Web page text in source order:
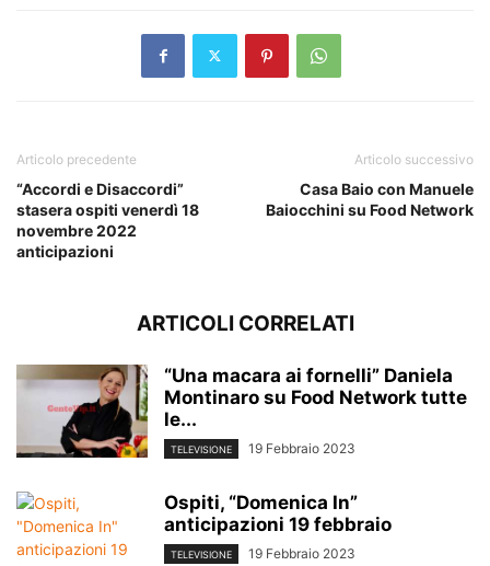
Articolo precedente
“Accordi e Disaccordi”
stasera ospiti venerdì 18
novembre 2022
anticipazioni
Articolo successivo
Casa Baio con Manuele
Baiocchini su Food Network
ARTICOLI CORRELATI
“Una macara ai fornelli” Daniela
Montinaro su Food Network tutte
le...
TELEVISIONE 19 Febbraio 2023
Ospiti, “Domenica In”
anticipazioni 19 febbraio
TELEVISIONE 19 Febbraio 2023